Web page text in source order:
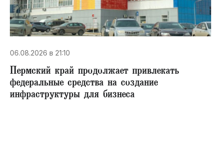
06.08.2026 в 21:10
Пермский край продолжает привлекать
федеральные средства на создание
инфраструктуры для бизнеса